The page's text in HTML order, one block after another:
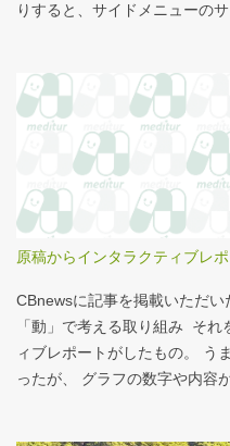
りすると、サイドメニューの
気になっていた。お腹の肉が
せいもあるのではないかと。
http://www.starbucks.co.jp/
ビった。これはまずい。下手
556kcalがどのくらいヤバイ
マクドナルドで考えてみる。
とカロリーがほぼ同じもの（
ルド商品から２つ選んでくだ
ルクォーターパウンダー・チ
ックバーガー マックフライポ
マックフライポテト（L) 正解
原稿からインタラクティブレ
CBnewsに記事を掲載いただ
「動」で考える取り組み そ
ィブレポートがしたもの。 う
ったが、 グラフの数字や内容